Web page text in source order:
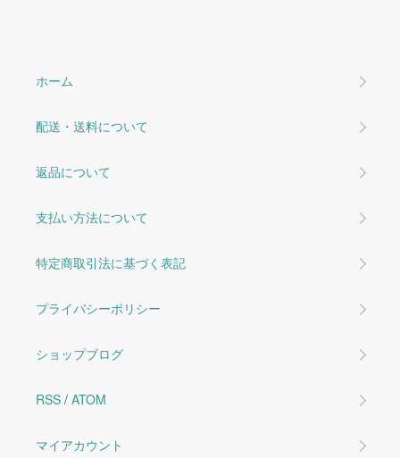
ホーム
配送・送料について
返品について
支払い方法について
特定商取引法に基づく表記
プライバシーポリシー
ショップブログ
RSS / ATOM
マイアカウント